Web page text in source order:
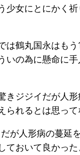
少女にとにかく祈
は鶴丸国永はも
いの為に懸命に
きジジイだが人形
られるとは思って
が人形病の蔓延
ておいて良かっ